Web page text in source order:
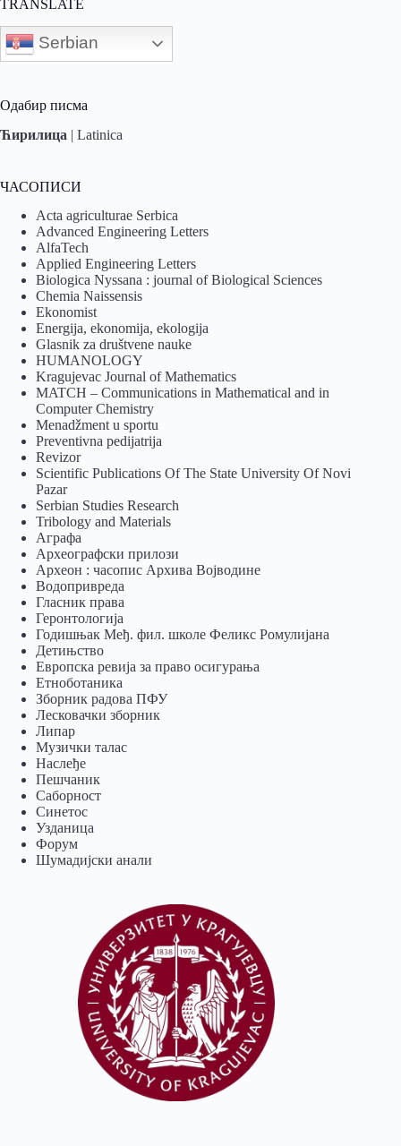
TRANSLATE
Serbian
Одабир писма
Ћирилица | Latinica
ЧАСОПИСИ
Acta agriculturae Serbica
Advanced Engineering Letters
AlfaTech
Applied Engineering Letters
Biologica Nyssana : journal of Biological Sciences
Chemia Naissensis
Ekonomist
Energija, ekonomija, ekologija
Glasnik za društvene nauke
HUMANOLOGY
Kragujevac Journal of Mathematics
MATCH – Communications in Mathematical and in
Computer Chemistry
Menadžment u sportu
Preventivna pedijatrija
Revizor
Scientific Publications Of The State University Of Novi
Pazar
Serbian Studies Research
Tribology and Materials
Аграфа
Археографски прилози
Археон : часопис Архива Војводине
Водопривреда
Гласник права
Геронтологија
Годишњак Међ. фил. школе Феликс Ромулијана
Детињство
Европска ревија за право осигурања
Eтноботаника
Зборник радова ПФУ
Лесковачки зборник
Липар
Музички талас
Наслеђе
Пешчаник
Саборност
Синетос
Узданица
Форум
Шумадијски анали